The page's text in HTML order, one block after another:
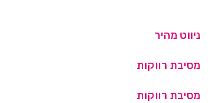
ניווט מהיר
מסיבת רווקות
מסיבת רווקות